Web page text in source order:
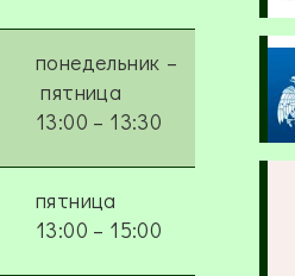
понедельник –
пятница
13:00 – 13:30
пятница
13:00 – 15:00